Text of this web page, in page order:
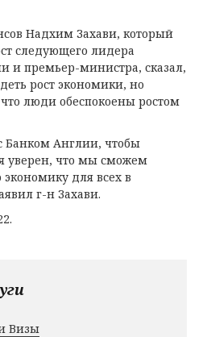
Надхим Захави, который
следующего лидера
и премьер-министра, сказал,
рост экономики, но
люди обеспокоены ростом
Банком Англии, чтобы
уверен, что мы сможем
для всех в
г-н Захави.
Визы